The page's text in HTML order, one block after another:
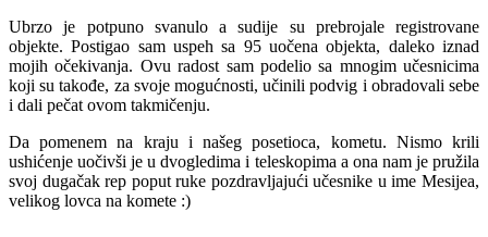
Ubrzo je potpuno svanulo a sudije su prebrojale registrovane
objekte. Postigao sam uspeh sa 95 uočena objekta, daleko iznad
mojih očekivanja. Ovu radost sam podelio sa mnogim učesnicima
koji su takođe, za svoje mogućnosti, učinili podvig i obradovali sebe
i dali pečat ovom takmičenju.
Da pomenem na kraju i našeg posetioca, kometu. Nismo krili
ushićenje uočivši je u dvogledima i teleskopima a ona nam je pružila
svoj dugačak rep poput ruke pozdravljajući učesnike u ime Mesijea,
velikog lovca na komete :)